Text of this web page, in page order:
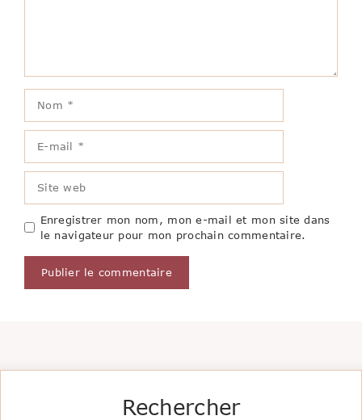
mail
web
Enregistrer mon nom, mon e-mail et mon site dans
le navigateur pour mon prochain commentaire.
Rechercher